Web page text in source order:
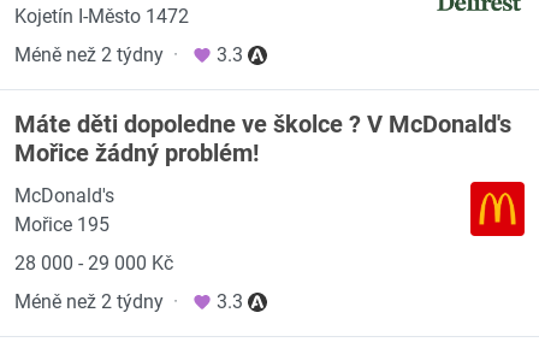
Kojetín I-Město 1472
Méně než 2 týdny · 3.3
Máte děti dopoledne ve školce ? V McDonald's
Mořice žádný problém!
McDonald's
Mořice 195
28 000 - 29 000 Kč
Méně než 2 týdny · 3.3